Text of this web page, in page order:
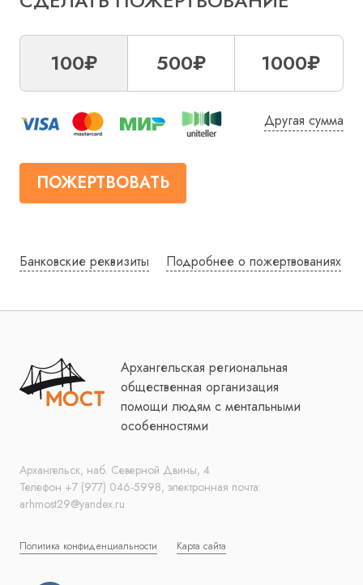
100₽ 500₽ 1000₽
Другая сумма
ПОЖЕРТВОВАТЬ
Банковские реквизиты Подробнее о пожертвованиях
Архангельская региональная
общественная организация
помощи людям с ментальными
особенностями
Архангельск, наб. Северной Двины, 4
Телефон +7 (977) 046-5998, электронная почта:
arhmost29@yandex.ru
Политика конфиденциальности Карта сайта